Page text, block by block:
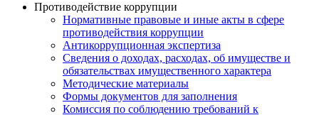
Противодействие коррупции
Нормативные правовые и иные акты в сфере
противодействия коррупции
Антикоррупционная экспертиза
Сведения о доходах, расходах, об имуществе и
обязательствах имущественного характера
Методические материалы
Формы документов для заполнения
Комиссия по соблюдению требований к